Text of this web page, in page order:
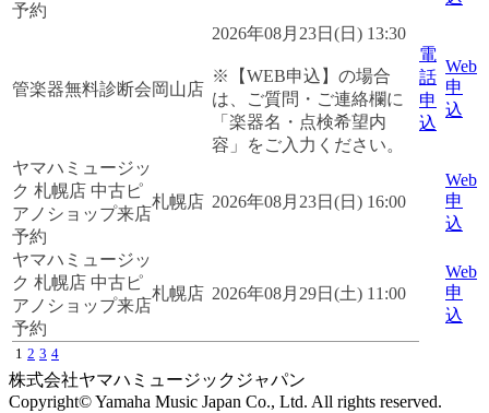
予約
管楽器無料診断会岡山店
2026年08月23日(日) 13:30
※【WEB申込】の場合
は、ご質問・ご連絡欄に
「楽器名・点検希望内
容」をご入力ください。
電
話
申
込
Web
申
込
ヤマハミュージッ
ク 札幌店 中古ピ
アノショップ来店
予約
札幌店 2026年08月23日(日) 16:00
Web
申
込
ヤマハミュージッ
ク 札幌店 中古ピ
アノショップ来店
予約
札幌店 2026年08月29日(土) 11:00
Web
申
込
1 2 3 4
株式会社ヤマハミュージックジャパン
Copyright© Yamaha Music Japan Co., Ltd. All rights reserved.